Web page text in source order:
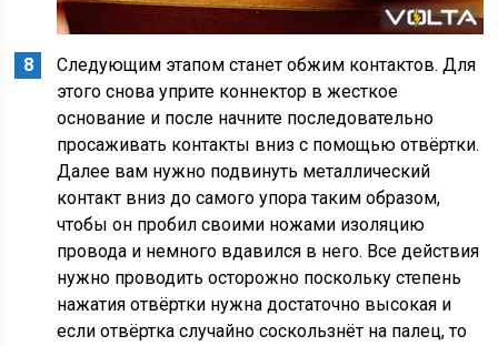
Следующим этапом станет обжим контактов. Для
этого снова уприте коннектор в жесткое
основание и после начните последовательно
просаживать контакты вниз с помощью отвёртки.
Далее вам нужно подвинуть металлический
контакт вниз до самого упора таким образом,
чтобы он пробил своими ножами изоляцию
провода и немного вдавился в него. Все действия
нужно проводить осторожно поскольку степень
нажатия отвёртки нужна достаточно высокая и
если отвёртка случайно соскользнёт на палец, то